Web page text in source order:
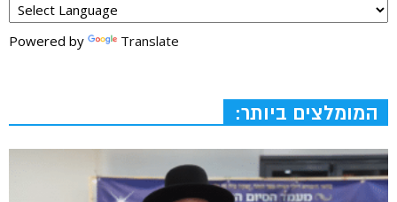
Powered by Translate
המומלצים ביותר: